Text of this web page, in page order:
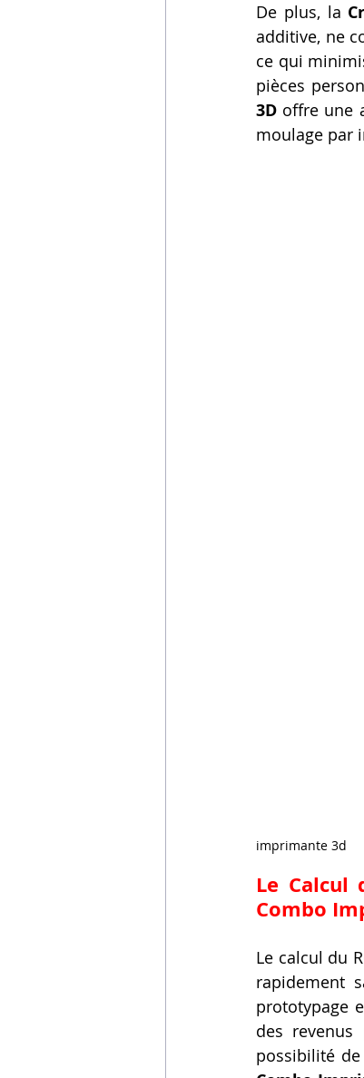
De plus, la
additive, ne
ce qui
pièces
3D offre une
moulage par
imprimante 3d
Le Calcul
Combo
Le calcul du
rapidement
prototypage
des
possibilité